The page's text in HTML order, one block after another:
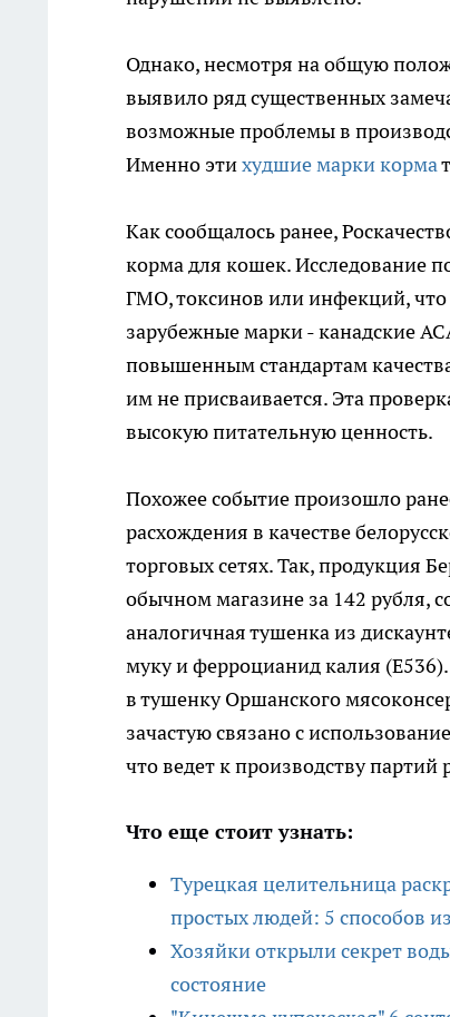
Однако, несмотря на общую
выявило ряд существенных
возможные проблемы в
Именно этихудшие марки корма
Как сообщалось ранее,
корма для кошек. Исследование
ГМО, токсинов или инфекций, что
зарубежные марки - канадские
повышенным стандартам
им не присваивается. Эта
высокую питательную ценность.
Похожее событие произошло
расхождения в качестве
торговых сетях. Так, продукция
обычном магазине за 142 рубля,
аналогичная тушенка из
муку и ферроцианид калия
в тушенку Оршанского
зачастую связано с
что ведет к производству
Что еще стоит узнать:
Турецкая целительница
простых людей: 5 способов
Хозяйки открыли секрет
состояние